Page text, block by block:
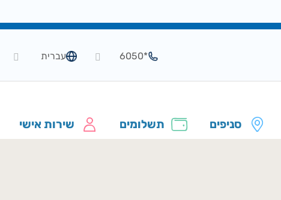
עברית *6050
סניפים תשלומים שירות אישי